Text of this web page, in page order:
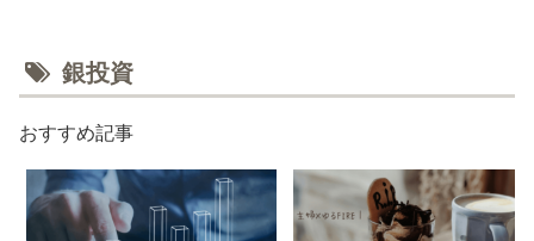
銀投資
おすすめ記事